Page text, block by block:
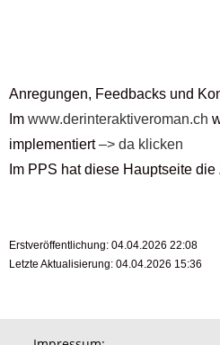
Anregungen, Feedbacks und
Im www.derinteraktiveroman.ch
implementiert–> da klicken
Im PPS hat diese Hauptseite
Erstveröffentlichung: 04.04.2026 22:08
Letzte Aktualisierung: 04.04.2026 15:36